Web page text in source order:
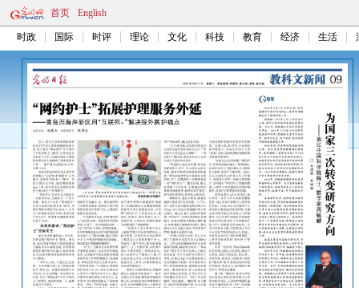
首页 English
时政 国际 时评 理论 文化 科技 教育 经济 生活